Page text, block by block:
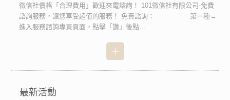
最新活動
徵信社價格「合理費用」歡迎來電諮詢！ 101徵信社有限公司-免費
諮詢服務，讓您享受超值的服務！ 免費諮詢： 第一種→
進入服務諮詢專頁頁面，點擊「讚」後點...